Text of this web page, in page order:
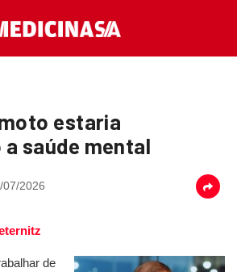
estaria
saúde mental
07/2026
de